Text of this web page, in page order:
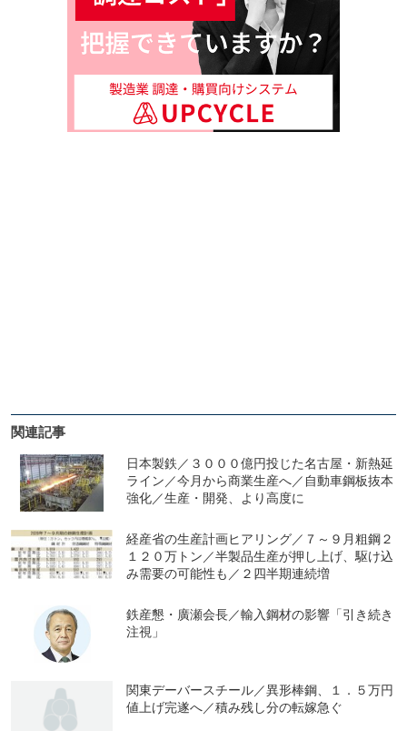
関連記事
日本製鉄／３０００億円投じた名古屋・新熱延
ライン／今月から商業生産へ／自動車鋼板抜本
強化／生産・開発、より高度に
経産省の生産計画ヒアリング／７～９月粗鋼２
１２０万トン／半製品生産が押し上げ、駆け込
み需要の可能性も／２四半期連続増
鉄産懇・廣瀬会長／輸入鋼材の影響「引き続き
注視」
関東デーバースチール／異形棒鋼、１．５万円
値上げ完遂へ／積み残し分の転嫁急ぐ